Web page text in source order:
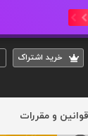
خريد اشتراک
قوانین و مقررات